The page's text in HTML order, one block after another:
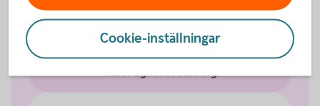
Husbilsförsäkring
Cookie-inställningar